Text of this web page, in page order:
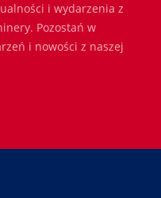
i wydarzenia z
Pozostań w
i nowości z naszej